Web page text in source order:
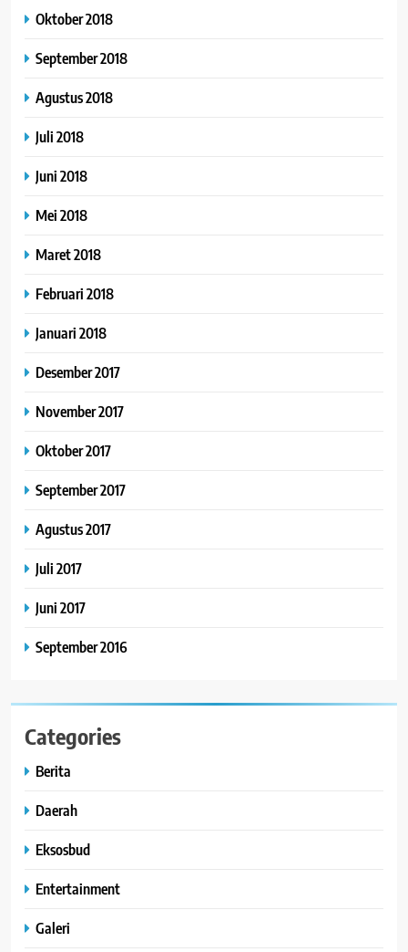
Oktober 2018
September 2018
Agustus 2018
Juli 2018
Juni 2018
Mei 2018
Maret 2018
Februari 2018
Januari 2018
Desember 2017
November 2017
Oktober 2017
September 2017
Agustus 2017
Juli 2017
Juni 2017
September 2016
Categories
Berita
Daerah
Eksosbud
Entertainment
Galeri